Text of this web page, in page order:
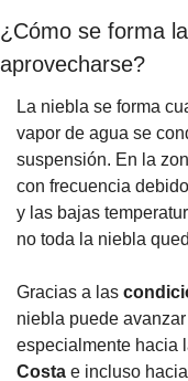
¿Cómo se forma
aprovecharse?
La niebla se forma
vapor de agua se
suspensión. En la
con frecuencia
y las bajas
no toda la niebla
Gracias a las
niebla puede
especialmente hacia
Costa e incluso hacia